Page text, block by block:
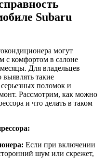
Subaru
могут
с комфортом в салоне
Для владельцев
такие
поломок и
Рассмотрим, как можно
и что делать в таком
Если при включении
шум или скрежет,